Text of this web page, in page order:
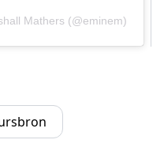
Mathers (@eminem)